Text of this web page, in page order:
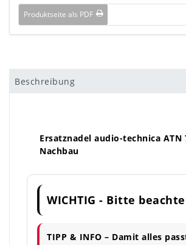
Produktseite als PDF
Beschreibung
Ersatznadel audio-technica ATN
Nachbau
WICHTIG - Bitte
TIPP & INFO – Damit alles